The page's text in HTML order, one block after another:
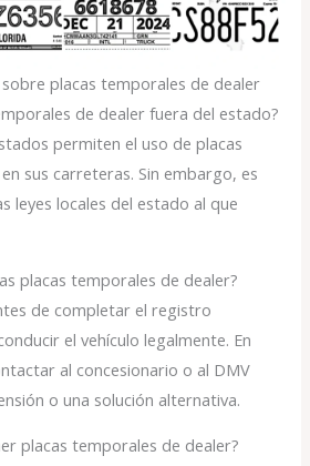
placas temporales de dealer
de dealer fuera del estado?
permiten el uso de placas
sus carreteras. Sin embargo, es
leyes locales del estado al que
placas temporales de dealer?
de completar el registro
el vehículo legalmente. En
al concesionario o al DMV
o una solución alternativa.
placas temporales de dealer?